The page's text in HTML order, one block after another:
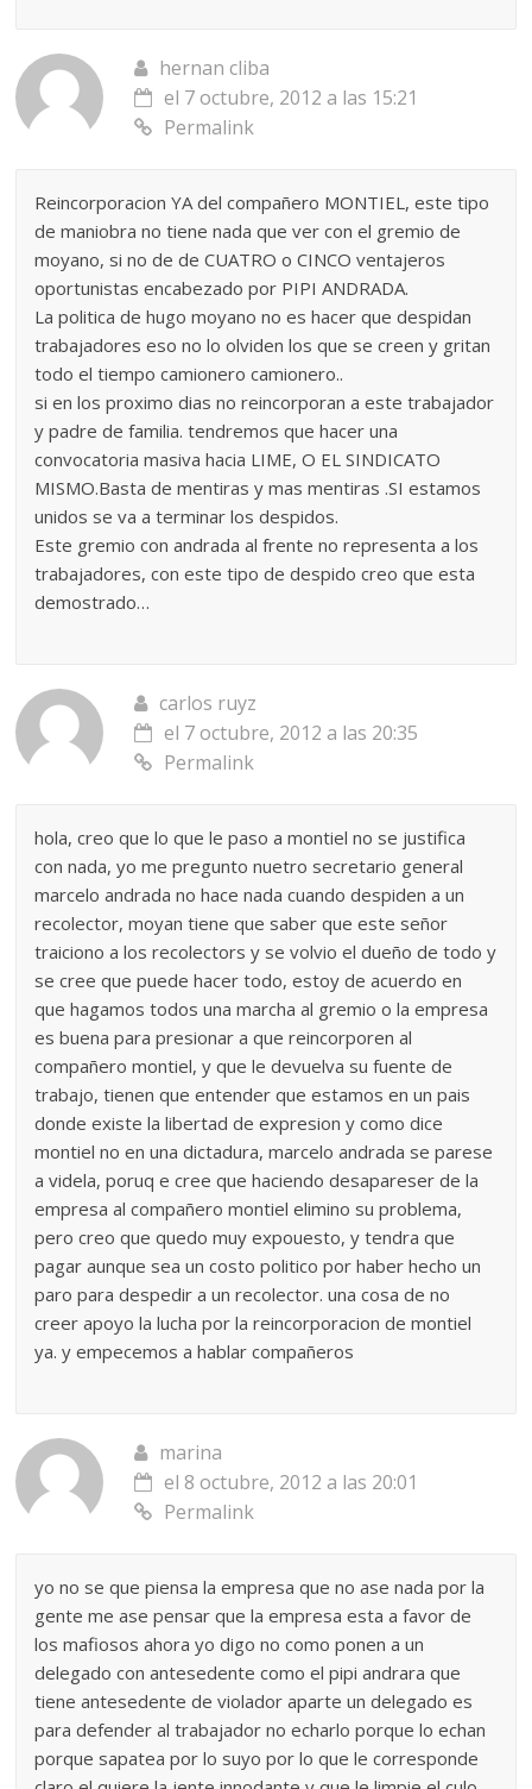
hernan cliba
el 7 octubre, 2012 a las 15:21
Permalink
Reincorporacion YA del compañero MONTIEL, este tipo
de maniobra no tiene nada que ver con el gremio de
moyano, si no de de CUATRO o CINCO ventajeros
oportunistas encabezado por PIPI ANDRADA.
La politica de hugo moyano no es hacer que despidan
trabajadores eso no lo olviden los que se creen y gritan
todo el tiempo camionero camionero..
si en los proximo dias no reincorporan a este trabajador
y padre de familia. tendremos que hacer una
convocatoria masiva hacia LIME, O EL SINDICATO
MISMO.Basta de mentiras y mas mentiras .SI estamos
unidos se va a terminar los despidos.
Este gremio con andrada al frente no representa a los
trabajadores, con este tipo de despido creo que esta
demostrado…
carlos ruyz
el 7 octubre, 2012 a las 20:35
Permalink
hola, creo que lo que le paso a montiel no se justifica
con nada, yo me pregunto nuetro secretario general
marcelo andrada no hace nada cuando despiden a un
recolector, moyan tiene que saber que este señor
traiciono a los recolectors y se volvio el dueño de todo y
se cree que puede hacer todo, estoy de acuerdo en
que hagamos todos una marcha al gremio o la empresa
es buena para presionar a que reincorporen al
compañero montiel, y que le devuelva su fuente de
trabajo, tienen que entender que estamos en un pais
donde existe la libertad de expresion y como dice
montiel no en una dictadura, marcelo andrada se parese
a videla, poruq e cree que haciendo desapareser de la
empresa al compañero montiel elimino su problema,
pero creo que quedo muy expouesto, y tendra que
pagar aunque sea un costo politico por haber hecho un
paro para despedir a un recolector. una cosa de no
creer apoyo la lucha por la reincorporacion de montiel
ya. y empecemos a hablar compañeros
marina
el 8 octubre, 2012 a las 20:01
Permalink
yo no se que piensa la empresa que no ase nada por la
gente me ase pensar que la empresa esta a favor de
los mafiosos ahora yo digo no como ponen a un
delegado con antesedente como el pipi andrara que
tiene antesedente de violador aparte un delegado es
para defender al trabajador no echarlo porque lo echan
porque sapatea por lo suyo por lo que le corresponde